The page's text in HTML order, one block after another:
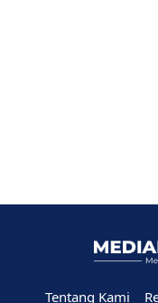
Tentang Kami